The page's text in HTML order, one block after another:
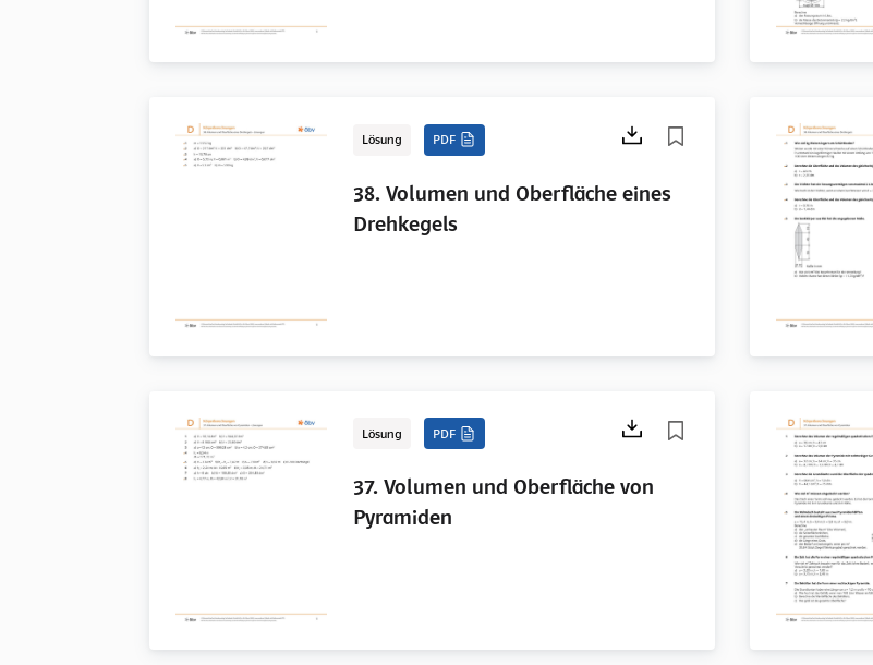
Lösung PDF
38. Volumen und Oberfläche eines
Drehkegels
Lösung PDF
37. Volumen und Oberfläche von
Pyramiden